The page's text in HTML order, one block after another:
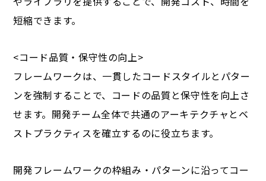
短縮できます。
<コード品質・保守性の向上>
フレームワークは、一貫したコードスタイルとパター
ンを強制することで、コードの品質と保守性を向上さ
せます。開発チーム全体で共通のアーキテクチャとベ
ストプラクティスを確立するのに役立ちます。
開発フレームワークの枠組み・パターンに沿ってコー